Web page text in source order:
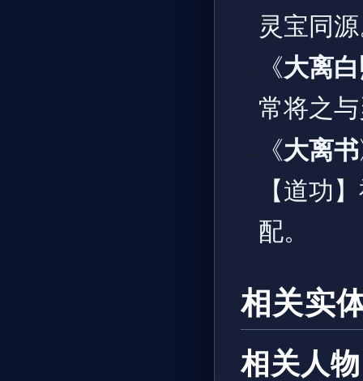
灵宝同
《大离
常将之
《大离书
【道功
配。
相关实
相关人物